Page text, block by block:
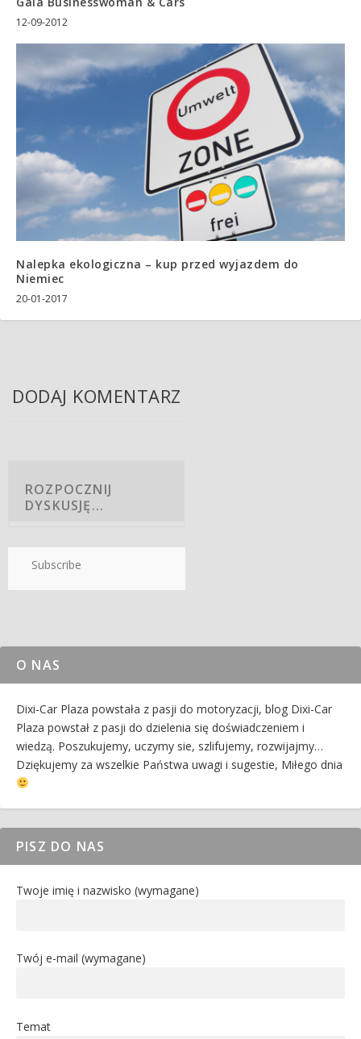
12-09-2012
Nalepka ekologiczna – kup przed wyjazdem do
Niemiec
20-01-2017
DODAJ KOMENTARZ
Subscribe
O NAS
Dixi-Car Plaza powstała z pasji do motoryzacji, blog Dixi-Car
Plaza powstał z pasji do dzielenia się doświadczeniem i
wiedzą. Poszukujemy, uczymy sie, szlifujemy, rozwijajmy…
Dziękujemy za wszelkie Państwa uwagi i sugestie, Miłego dnia
PISZ DO NAS
Twoje imię i nazwisko (wymagane)
Twój e-mail (wymagane)
Temat